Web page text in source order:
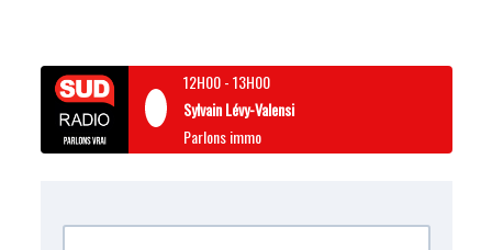
12H00-13H00
Sylvain Lévy-Valensi
Parlons immo